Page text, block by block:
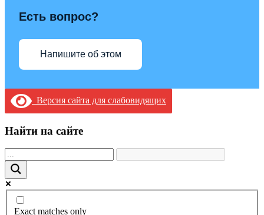
Есть вопрос?
Напишите об этом
Версия сайта для слабовидящих
Найти на сайте
Exact matches only